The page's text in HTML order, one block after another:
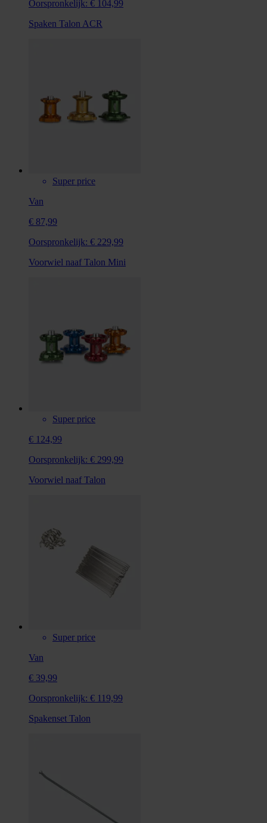
Oorspronkelijk: € 104,99
Spaken Talon ACR
Super price
Van
€ 87,99
Oorspronkelijk: € 229,99
Voorwiel naaf Talon Mini
Super price
€ 124,99
Oorspronkelijk: € 299,99
Voorwiel naaf Talon
Super price
Van
€ 39,99
Oorspronkelijk: € 119,99
Spakenset Talon